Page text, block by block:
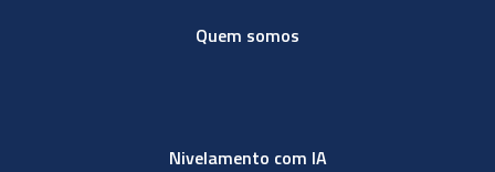
Quem somos
Nivelamento com IA